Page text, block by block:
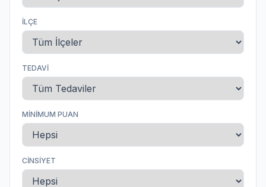
İLÇE
TEDAVI
MINIMUM PUAN
CINSIYET